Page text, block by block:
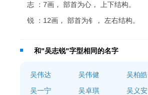
志 ：7画， 部首为心， 上下结构。
锐 ：12画， 部首为钅， 左右结构。
和"吴志锐"字型相同的名字
吴伟达 吴伟健 吴柏皓
吴一宁
吴卓琪 吴义安